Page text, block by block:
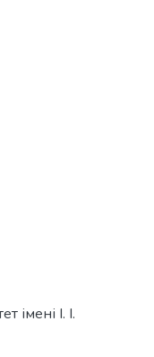
імені І. І.